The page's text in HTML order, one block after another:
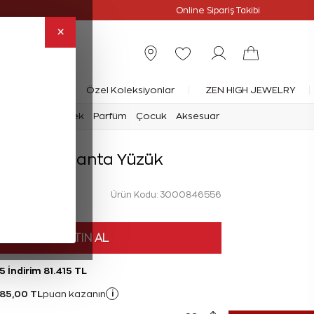
×
Online Sipariş Takibi
Yüzük Özel Koleksiyonlar ZEN HIGH JEWELRY
Erkek Parfüm Çocuk Aksesuar
Karat Pırlanta Yüzük
Ürün Kodu: 3000846556
HEMEN SATIN AL
İndirim 81.415 TL
TL puan kazanın i